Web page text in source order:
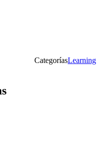
CategoríasLearning